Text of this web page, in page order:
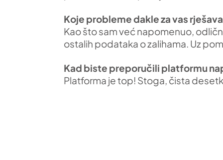
Koje probleme dakle za vas
Kao što sam već napomenuo,
ostalih podataka o zalihama. Uz
Kad biste preporučili platformu
Platforma je top! Stoga, čista